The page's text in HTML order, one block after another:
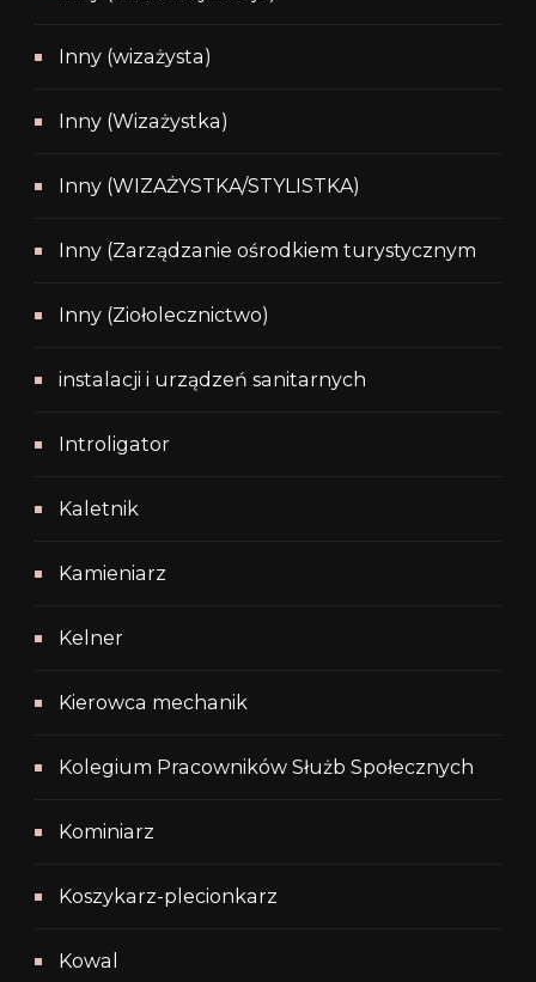
Inny (wizażysta)
Inny (Wizażystka)
Inny (WIZAŻYSTKA/STYLISTKA)
Inny (Zarządzanie ośrodkiem turystycznym
Inny (Ziołolecznictwo)
instalacji i urządzeń sanitarnych
Introligator
Kaletnik
Kamieniarz
Kelner
Kierowca mechanik
Kolegium Pracowników Służb Społecznych
Kominiarz
Koszykarz-plecionkarz
Kowal